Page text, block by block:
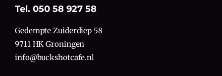
Tel. 050 58 927 58
Gedempte Zuiderdiep 58
9711 HK Groningen
info@buckshotcafe.nl